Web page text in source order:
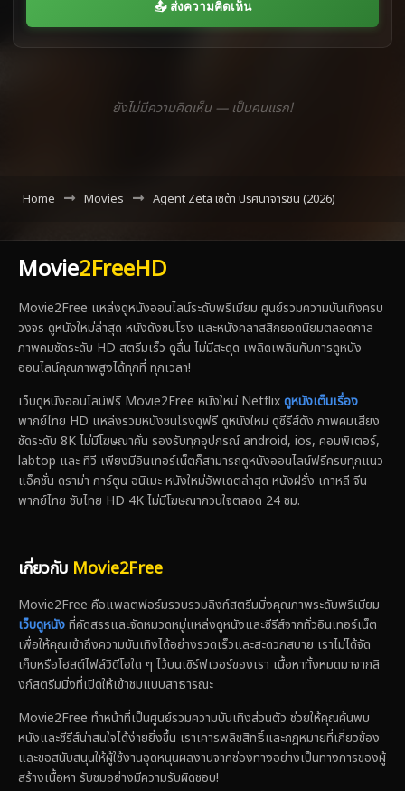
📤 ส่งความคิดเห็น
ยังไม่มีความคิดเห็น — เป็นคนแรก!
Home Movies Agent Zeta เซต้า ปริศนาจารชน (2026)
Movie2FreeHD
Movie2Free แหล่งดูหนังออนไลน์ระดับพรีเมียม ศูนย์รวมความบันเทิงครบ
วงจร ดูหนังใหม่ล่าสุด หนังดังชนโรง และหนังคลาสสิกยอดนิยมตลอดกาล
ภาพคมชัดระดับ HD สตรีมเร็ว ดูลื่น ไม่มีสะดุด เพลิดเพลินกับการดูหนัง
ออนไลน์คุณภาพสูงได้ทุกที่ ทุกเวลา!
เว็บดูหนังออนไลน์ฟรี Movie2Free หนังใหม่ Netflixดูหนังเต็มเรื่อง
พากย์ไทย HD แหล่งรวมหนังชนโรงดูฟรี ดูหนังใหม่ ดูซีรีส์ดัง ภาพคมเสียง
ชัดระดับ 8K ไม่มีโฆษณาคั่น รองรับทุกอุปกรณ์ android, ios, คอมพิเตอร์,
labtop และ ทีวี เพียงมีอินเทอร์เน็ตก็สามารถดูหนังออนไลน์ฟรีครบทุกแนว
แอ็คชั่น ดราม่า การ์ตูน อนิเมะ หนังใหม่อัพเดตล่าสุด หนังฝรั่ง เกาหลี จีน
พากย์ไทย ซับไทย HD 4K ไม่มีโฆษณากวนใจตลอด 24 ชม.
เกี่ยวกับ Movie2Free
Movie2Free คือแพลตฟอร์มรวบรวมลิงก์สตรีมมิ่งคุณภาพระดับพรีเมียม
เว็บดูหนังที่คัดสรรและจัดหมวดหมู่แหล่งดูหนังและซีรีส์จากทั่วอินเทอร์เน็ต
เพื่อให้คุณเข้าถึงความบันเทิงได้อย่างรวดเร็วและสะดวกสบาย เราไม่ได้จัด
เก็บหรือโฮสต์ไฟล์วิดีโอใด ๆ ไว้บนเซิร์ฟเวอร์ของเรา เนื้อหาทั้งหมดมาจากลิ
งก์สตรีมมิ่งที่เปิดให้เข้าชมแบบสาธารณะ
Movie2Free ทำหน้าที่เป็นศูนย์รวมความบันเทิงส่วนตัว ช่วยให้คุณค้นพบ
หนังและซีรีส์น่าสนใจได้ง่ายยิ่งขึ้น เราเคารพลิขสิทธิ์และกฎหมายที่เกี่ยวข้อง
และขอสนับสนุนให้ผู้ใช้งานอุดหนุนผลงานจากช่องทางอย่างเป็นทางการของผู้
สร้างเนื้อหา รับชมอย่างมีความรับผิดชอบ!